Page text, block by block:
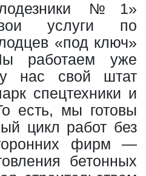
№1»
услуги по
«под ключ»
работаем уже
нас свой штат
спецтехники и
есть, мы готовы
цикл работ без
фирм —
бетонных